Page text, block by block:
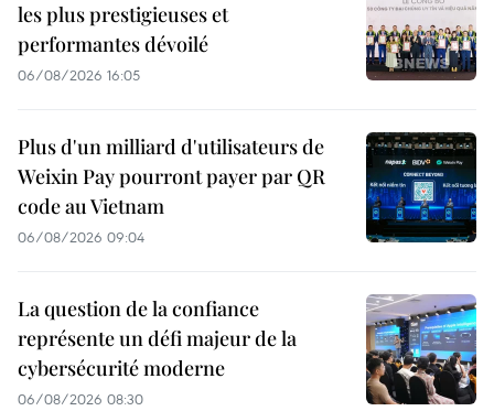
les plus prestigieuses et
performantes dévoilé
06/08/2026 16:05
Plus d'un milliard d'utilisateurs de
Weixin Pay pourront payer par QR
code au Vietnam
06/08/2026 09:04
La question de la confiance
représente un défi majeur de la
cybersécurité moderne
06/08/2026 08:30